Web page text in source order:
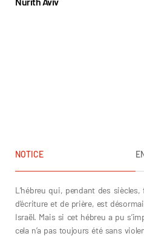
NOTICE
L’hébreu qui, pendant des
d’écriture et de prière, est
Israël. Mais si cet hébreu a pu
cela n’a pas toujours été sans